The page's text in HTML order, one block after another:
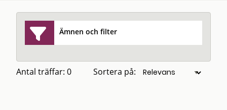
Ämnen och filter
Antal träffar: 0 Sortera på: